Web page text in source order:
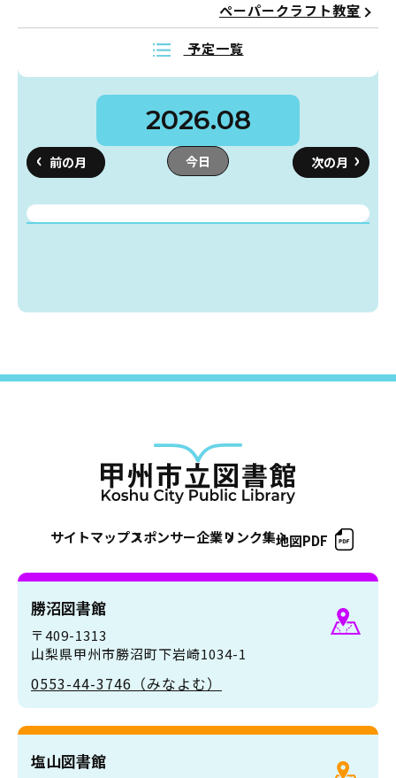
今日
2026.08
ペーパークラフト教室
予定一覧
サイトマップスポンサー企業リンク集地図PDF
勝沼図書館
〒409-1313
山梨県甲州市勝沼町下岩崎1034-1
0553-44-3746（みなよむ）
塩山図書館
スポンサー企業
リンク集
利用案内
申請書ダウンロード
インターネットサービス
としょかん
キャラクター
図書館
としょかん
のおしごと
おはなし会